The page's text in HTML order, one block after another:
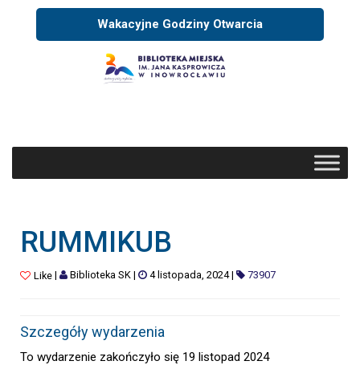
Wakacyjne Godziny Otwarcia
RUMMIKUB
Like| Biblioteka SK| 4 listopada, 2024| 73907
Szczegóły wydarzenia
To wydarzenie zakończyło się 19 listopad 2024